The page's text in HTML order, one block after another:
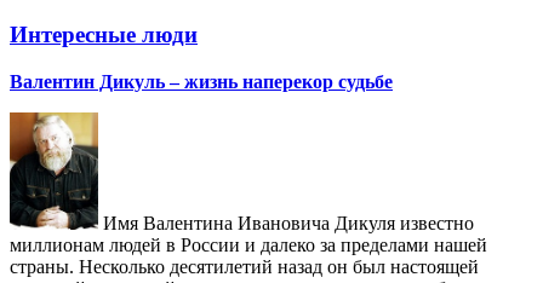
Интересные люди
Валентин Дикуль – жизнь наперекор судьбе
Имя Валентина Ивановича Дикуля известно
миллионам людей в России и далеко за пределами нашей
страны. Несколько десятилетий назад он был настоящей